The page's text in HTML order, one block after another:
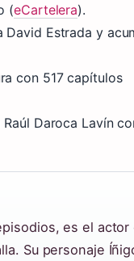
(eCartelera).
David Estrada y
con 517 capítulos
Daroca Lavín
es el actor
Su personaje